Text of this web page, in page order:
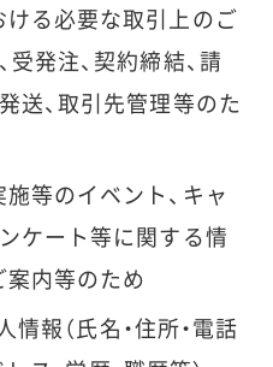
る必要な取引上のご
受発注、契約締結、請
送、取引先管理等のた
等のイベント、キャ
ケート等に関する情
内等のため
報（氏名・住所・電話